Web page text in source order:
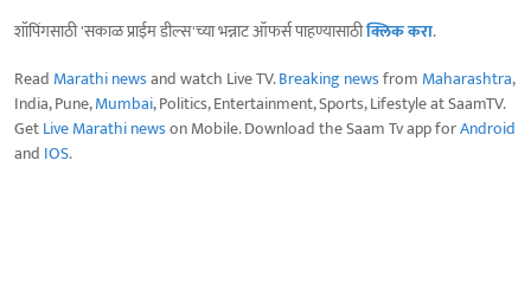
शॉपिंगसाठी 'सकाळ प्राईम डील्स'च्या भन्नाट ऑफर्स पाहण्यासाठीक्लिक करा.
Read Marathi newsand watch Live TV.Breaking newsfrom Maharashtra,
India, Pune,Mumbai, Politics, Entertainment, Sports, Lifestyle at SaamTV.
GetLive Marathi newson Mobile. Download the Saam Tv app forAndroid
and IOS.